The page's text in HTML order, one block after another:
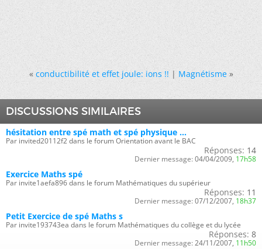
« conductibilité et effet joule: ions !!|Magnétisme »
DISCUSSIONS SIMILAIRES
hésitation entre spé math et spé physique ...
Par invited20112f2 dans le forum Orientation avant le BAC
Réponses: 14
Dernier message: 04/04/2009, 17h58
Exercice Maths spé
Par invite1aefa896 dans le forum Mathématiques du supérieur
Réponses: 11
Dernier message: 07/12/2007, 18h37
Petit Exercice de spé Maths s
Par invite193743ea dans le forum Mathématiques du collège et du lycée
Réponses: 8
Dernier message: 24/11/2007, 11h50